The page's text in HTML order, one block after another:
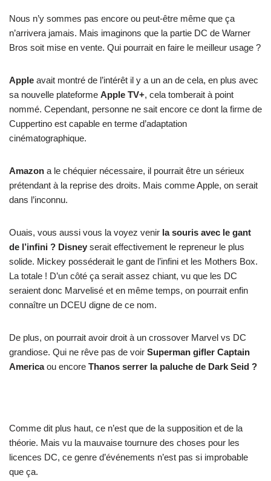
Nous n’y sommes pas encore ou peut-être même que ça
n’arrivera jamais. Mais imaginons que la partie DC de Warner
Bros soit mise en vente. Qui pourrait en faire le meilleur usage ?
Apple avait montré de l’intérêt il y a un an de cela, en plus avec
sa nouvelle plateforme Apple TV+, cela tomberait à point
nommé. Cependant, personne ne sait encore ce dont la firme de
Cuppertino est capable en terme d’adaptation
cinématographique.
Amazon a le chéquier nécessaire, il pourrait être un sérieux
prétendant à la reprise des droits. Mais comme Apple, on serait
dans l’inconnu.
Ouais, vous aussi vous la voyez venir la souris avec le gant
de l’infini ? Disney serait effectivement le repreneur le plus
solide. Mickey posséderait le gant de l’infini et les Mothers Box.
La totale ! D’un côté ça serait assez chiant, vu que les DC
seraient donc Marvelisé et en même temps, on pourrait enfin
connaître un DCEU digne de ce nom.
De plus, on pourrait avoir droit à un crossover Marvel vs DC
grandiose. Qui ne rêve pas de voir Superman gifler Captain
Americaou encore Thanos serrer la paluche de Dark Seid ?
Comme dit plus haut, ce n’est que de la supposition et de la
théorie. Mais vu la mauvaise tournure des choses pour les
licences DC, ce genre d’événements n’est pas si improbable
que ça.